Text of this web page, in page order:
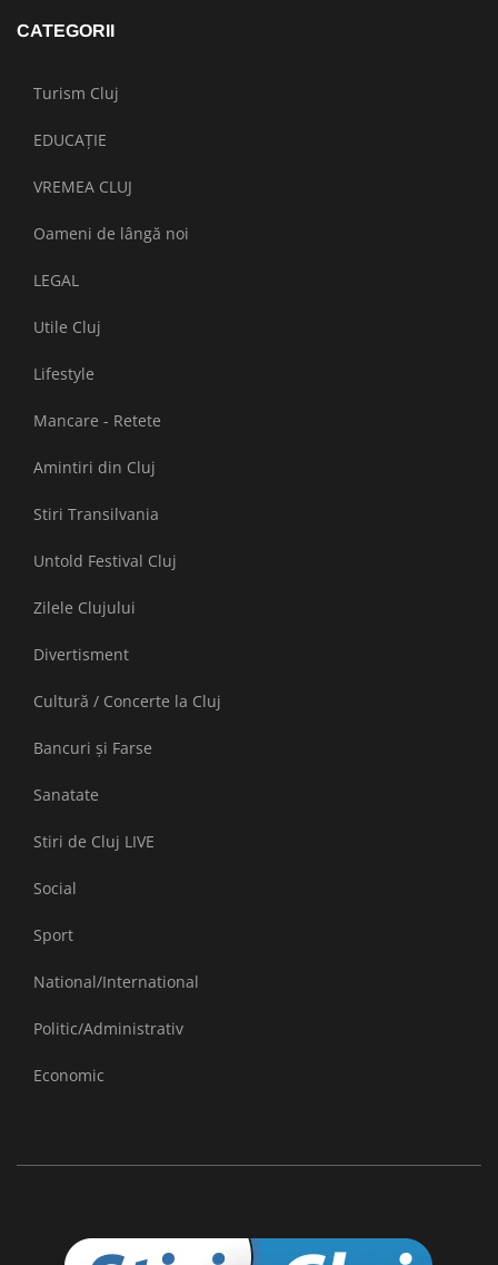
CATEGORII
Turism Cluj
EDUCAȚIE
VREMEA CLUJ
Oameni de lângă noi
LEGAL
Utile Cluj
Lifestyle
Mancare - Retete
Amintiri din Cluj
Stiri Transilvania
Untold Festival Cluj
Zilele Clujului
Divertisment
Cultură / Concerte la Cluj
Bancuri și Farse
Sanatate
Stiri de Cluj LIVE
Social
Sport
National/International
Politic/Administrativ
Economic